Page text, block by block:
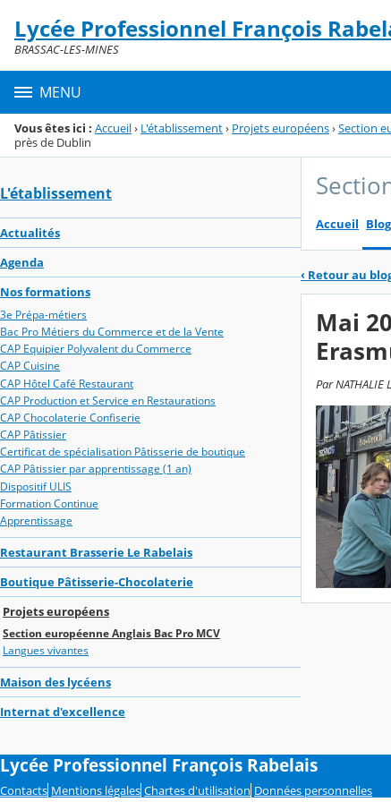
Menu de la rubrique
Contenu
Lycée Professionnel François
BRASSAC-LES-MINES
MENU
Vous êtes ici : Accueil› L'établissement› Projets européens›Section
près de Dublin
L'établissement
Actualités
Agenda
Nos formations
3e Prépa-métiers
Bac Pro Métiers du Commerce et de la Vente
CAP Equipier Polyvalent du Commerce
CAP Cuisine
CAP Hôtel Café Restaurant
CAP Production et Service en Restaurations
CAP Chocolaterie Confiserie
CAP Pâtissier
Certificat de spécialisation Pâtisserie de boutique
CAP Pâtissier par apprentissage (1 an)
Dispositif ULIS
Formation Continue
Apprentissage
Restaurant Brasserie Le Rabelais
Boutique Pâtisserie-Chocolaterie
Projets européens
Section européenne Anglais Bac Pro MCV
Langues vivantes
Maison des lycéens
Internat d'excellence
Accueil Blog
‹ Retour au
Mai
Par
Lycée Professionnel François Rabelais
Contacts Mentions légales Chartes d'utilisation Données personnelles